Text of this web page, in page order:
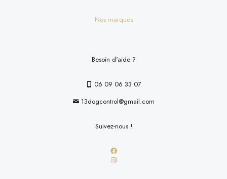
Nos marques
Besoin d'aide ?
06 09 06 33 07
13dogcontrol@gmail.com
Suivez-nous !